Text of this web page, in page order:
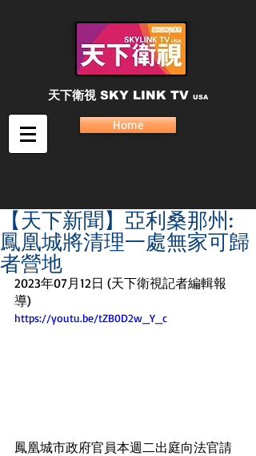
天下衛視 SKY LINK TV USA
Home
【天下新聞】亞利桑那州:
鳳凰城將清理一處無家可歸
者營地
2023年07月12日 (天下衛視記者編輯報
導)
https://youtu.be/tZB0D2w_Y_c
鳳凰城市政府官員本週二出庭向法官請